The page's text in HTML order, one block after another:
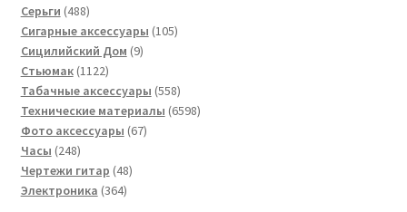
Серьги 488488
товаров
Сигарные аксессуары 105105
Сицилийский Дом 99
Стьюмак 11221122
товара
Табачные аксессуары 558558
товаров
Технические материалы 65986598
Фото аксессуары 6767
Часы 248248
товаров
Чертежи гитар 4848
Электроника 364364